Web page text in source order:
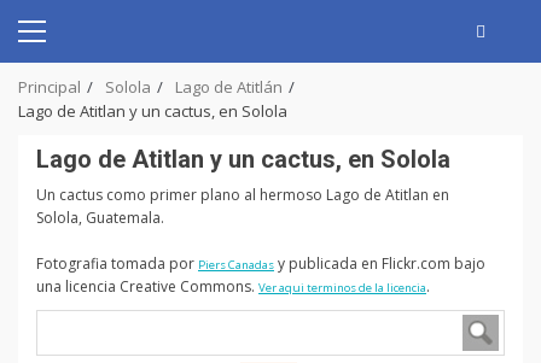
content
Primary
Principal Solola
Lago de Atitlán
Lago de Atitlan y un cactus, en Solola
Lago de Atitlan y un cactus, en Solola
Un cactus como primer plano al hermoso Lago de Atitlan en
Solola, Guatemala.
Fotografia tomada por Piers Canadas y publicada en Flickr.com bajo
una licencia Creative Commons. Ver aqui terminos de la licencia.